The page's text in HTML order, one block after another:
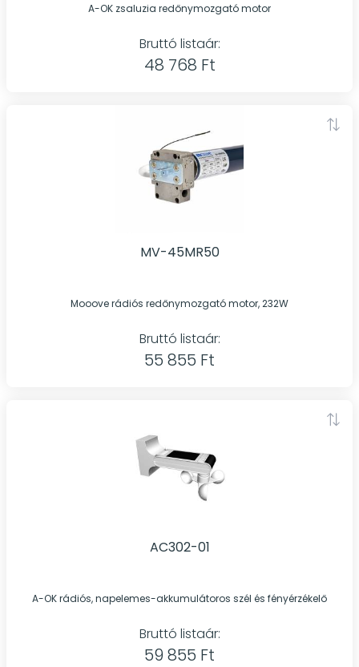
A-OK zsaluzia redőnymozgató motor
Bruttó listaár:
48 768 Ft
MV-45MR50
Mooove rádiós redőnymozgató motor, 232W
Bruttó listaár:
55 855 Ft
AC302-01
A-OK rádiós, napelemes-akkumulátoros szél és fényérzékelő
Bruttó listaár:
59 855 Ft